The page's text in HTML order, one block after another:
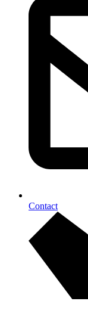
Contact